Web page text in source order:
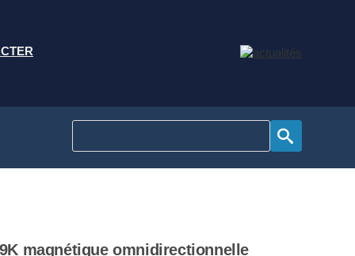
magnétique omnidirectionnelle